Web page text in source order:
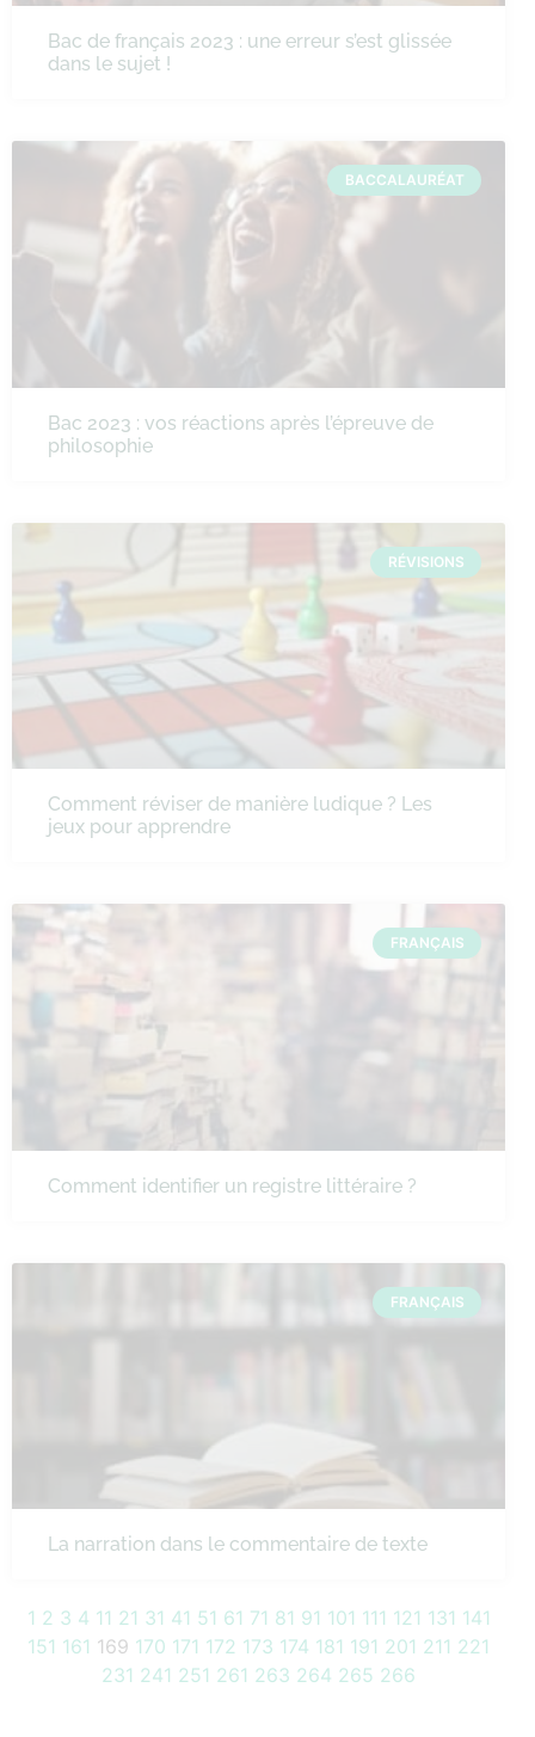
Bac de français 2023 : une erreur s’est glissée
dans le sujet !
BACCALAURÉAT
Bac 2023 : vos réactions après l’épreuve de
philosophie
RÉVISIONS
Comment réviser de manière ludique ? Les
jeux pour apprendre
FRANÇAIS
Comment identifier un registre littéraire ?
FRANÇAIS
La narration dans le commentaire de texte
1 2 3 4 11 21 31 41 51 61 71 81 91 101 111 121 131 141
151 161 169 170 171 172 173 174 181 191 201 211 221
231 241 251 261 263 264 265 266